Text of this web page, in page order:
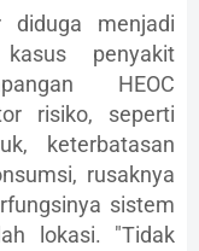
diduga menjadi
penyakit
HEOC
risiko, seperti
keterbatasan
rusaknya
sistem
lokasi. "Tidak